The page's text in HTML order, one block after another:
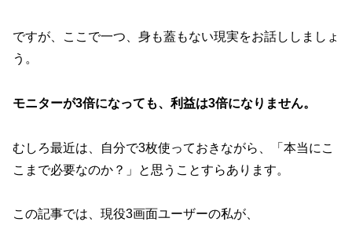
ですが、ここで一つ、身も蓋もない現実をお話ししましょ
う。
モニターが3倍になっても、利益は3倍になりません。
むしろ最近は、自分で3枚使っておきながら、「本当にこ
こまで必要なのか？」と思うことすらあります。
この記事では、現役3画面ユーザーの私が、